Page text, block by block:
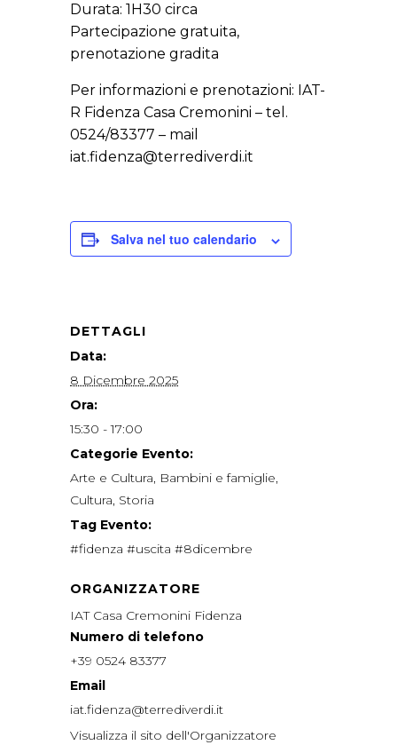
Durata: 1H30 circa
Partecipazione gratuita,
prenotazione gradita
Per informazioni e prenotazioni: IAT-
R Fidenza Casa Cremonini – tel.
0524/83377 – mail
iat.fidenza@terrediverdi.it
Salva nel tuo calendario
DETTAGLI
Data:
8 Dicembre 2025
Ora:
15:30 - 17:00
Categorie Evento:
Arte e Cultura, Bambini e famiglie,
Cultura, Storia
Tag Evento:
#fidenza #uscita #8dicembre
ORGANIZZATORE
IAT Casa Cremonini Fidenza
Numero di telefono
+39 0524 83377
Email
iat.fidenza@terrediverdi.it
Visualizza il sito dell'Organizzatore